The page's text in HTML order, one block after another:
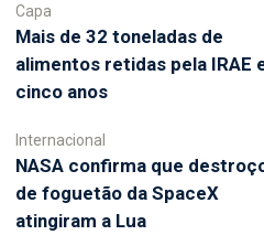
Capa
Mais de 32 toneladas de
alimentos retidas pela IRAE
cinco anos
Internacional
NASA confirma que
de foguetão da SpaceX
atingiram a Lua